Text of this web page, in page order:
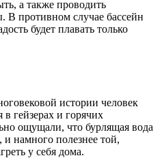
а также проводить
В противном случае бассейн
будет плавать только
истории человек
гейзерах и горячих
ощущали, что бурлящая вода
намного полезнее той,
у себя дома.